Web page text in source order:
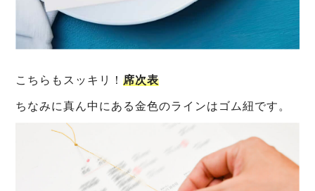
こちらもスッキリ！席次表
ちなみに真ん中にある金色のラインはゴム紐です。